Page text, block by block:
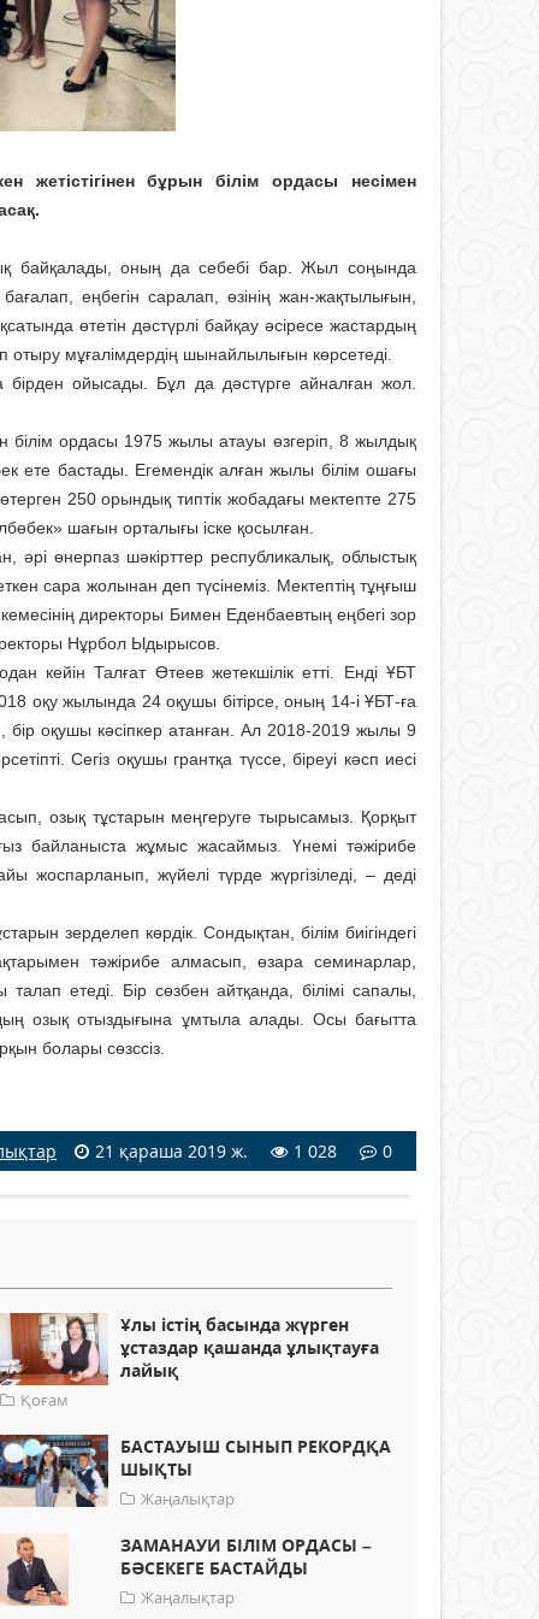
бұрын білім ордасы несімен
байқалады, оның да себебі бар. Жыл соңында
еңбегін саралап, өзінің жан-жақтылығын,
өтетін дәстүрлі байқау әсіресе жастардың
отыру мұғалімдердің шынайлылығын көрсетеді.
бірден ойысады. Бұл да дәстүрге айналған жол.
ордасы 1975 жылы атауы өзгеріп, 8 жылдық
ете бастады. Егемендік алған жылы білім ошағы
250 орындық типтік жобадағы мектепте 275
шағын орталығы іске қосылған.
әрі өнерпаз шәкірттер республикалық, облыстық
сара жолынан деп түсінеміз. Мектептің тұңғыш
директоры Бимен Еденбаевтың еңбегі зор
Нұрбол Ыдырысов.
кейін Талғат Өтеев жетекшілік етті. Енді ҰБТ
оқу жылында 24 оқушы бітірсе, оның 14-і ҰБТ-ға
бір оқушы кәсіпкер атанған. Ал 2018-2019 жылы 9
Сегіз оқушы грантқа түссе, біреуі кәсп иесі
озық тұстарын меңгеруге тыры­самыз. Қорқыт
байланыста жұмыс жасаймыз. Үнемі тәжірибе
жоспарланып, жүйелі түрде жүргізіледі, – деді
зерделеп көрдік. Сондықтан, білім биігіндегі
тәжірибе алмасып, өзара семинарлар,
етеді. Бір сөзбен айтқанда, білімі сапалы,
озық отыздығына ұмтыла алады. Осы бағытта
болары сөзссіз.
21 қараша 2019 ж. 1 028 0
Ұлы істің басында жүрген
ұстаздар қашанда ұлықтауға
лайық
Қоғам
БАСТАУЫШ СЫНЫП РЕКОРДҚА
ШЫҚТЫ
Жаңалықтар
ЗАМАНАУИ БІЛІМ ОРДАСЫ –
БӘСЕКЕГЕ БАСТАЙДЫ
Жаңалықтар